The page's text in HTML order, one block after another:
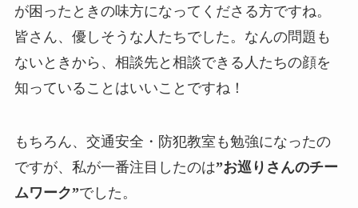
が困ったときの味方になってくださる方ですね。
皆さん、優しそうな人たちでした。なんの問題も
ないときから、相談先と相談できる人たちの顔を
知っていることはいいことですね！
もちろん、交通安全・防犯教室も勉強になったの
ですが、私が一番注目したのは”お巡りさんのチー
ムワーク”でした。